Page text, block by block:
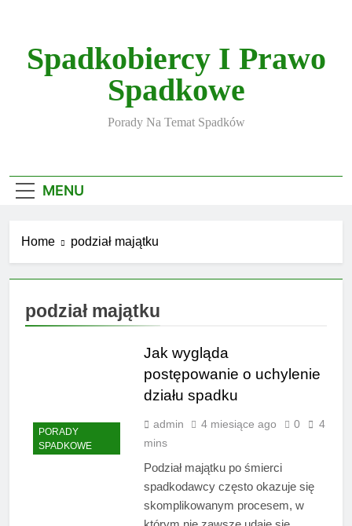
contentSpadkobiercy I Prawo
Spadkowe
Porady Na Temat Spadków
MENU
Home podział majątku
podział majątku
PORADY
SPADKOWE
Jak wygląda
postępowanie o uchylenie
działu spadku
admin 4 miesiące ago 0
4
mins
Podział majątku po śmierci
spadkodawcy często okazuje się
skomplikowanym procesem, w